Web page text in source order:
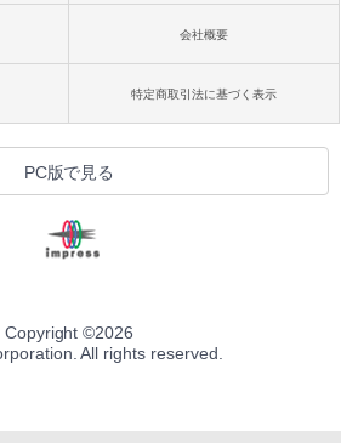
会社概要
特定商取引法に基づく表示
PC版で見る
Copyright ©2026
All rights reserved.